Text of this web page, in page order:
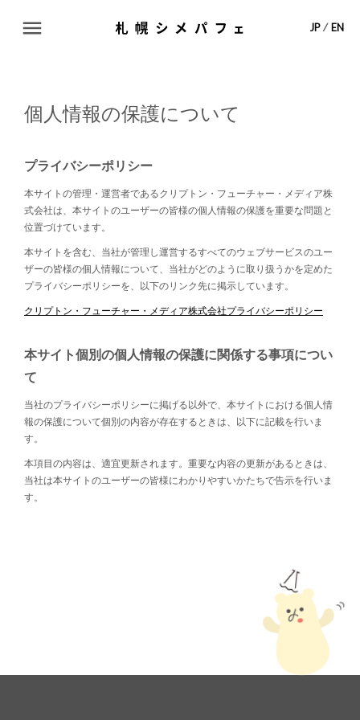
ABOUT
SHOP LIST
CONTACT
JP ⁄ EN
個人情報の保護について
プライバシーポリシー
本サイトの管理・運営者であるクリプトン・フューチャー・メディア株
式会社は、本サイトのユーザーの皆様の個人情報の保護を重要な問題と
位置づけています。
本サイトを含む、当社が管理し運営するすべてのウェブサービスのユー
ザーの皆様の個人情報について、当社がどのように取り扱うかを定めた
プライバシーポリシーを、以下のリンク先に掲示しています。
クリプトン・フューチャー・メディア株式会社プライバシーポリシー
本サイト個別の個人情報の保護に関係する事項につい
て
当社のプライバシーポリシーに掲げる以外で、本サイトにおける個人情
報の保護について個別の内容が存在するときは、以下に記載を行いま
す。
本項目の内容は、適宜更新されます。重要な内容の更新があるときは、
当社は本サイトのユーザーの皆様にわかりやすいかたちで告示を行いま
す。